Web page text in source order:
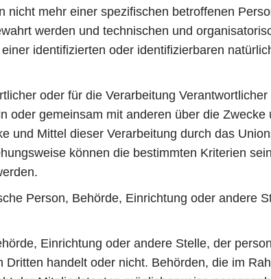
mehr einer spezifischen betroffenen
werden und technischen und
identifizierten oder identifizierbaren
oder für die Verarbeitung
oder gemeinsam mit anderen über die Zwecke
und Mittel dieser Verarbeitung durch das
können die bestimmten Kriterien
Person, Behörde, Einrichtung oder andere
Einrichtung oder andere Stelle, der
handelt oder nicht. Behörden, die im